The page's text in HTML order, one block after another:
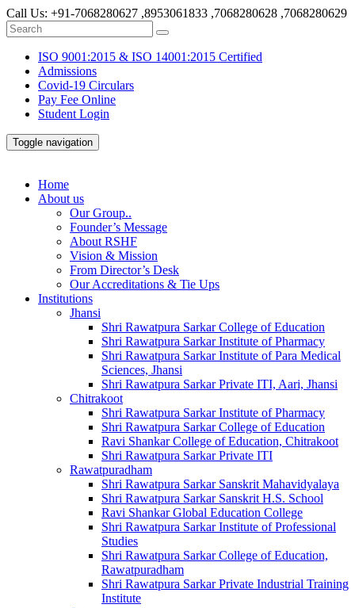
Call Us: +91-7068280627 ,8953061833 ,7068280628 ,7068280629
ISO 9001:2015 & ISO 14001:2015 Certified
Admissions
Covid-19 Circulars
Pay Fee Online
Student Login
Toggle navigation
Home
About us
Our Group..
Founder’s Message
About RSHF
Vision & Mission
From Director’s Desk
Our Accreditations & Tie Ups
Institutions
Jhansi
Shri Rawatpura Sarkar College of Education
Shri Rawatpura Sarkar Institute of Pharmacy
Shri Rawatpura Sarkar Institute of Para Medical
Sciences, Jhansi
Shri Rawatpura Sarkar Private ITI, Aari, Jhansi
Chitrakoot
Shri Rawatpura Sarkar Institute of Pharmacy
Shri Rawatpura Sarkar College of Education
Ravi Shankar College of Education, Chitrakoot
Shri Rawatpura Sarkar Private ITI
Rawatpuradham
Shri Rawatpura Sarkar Sanskrit Mahavidyalaya
Shri Rawatpura Sarkar Sanskrit H.S. School
Ravi Shankar Global Education College
Shri Rawatpura Sarkar Institute of Professional
Studies
Shri Rawatpura Sarkar College of Education,
Rawatpuradham
Shri Rawatpura Sarkar Private Industrial Training
Institute